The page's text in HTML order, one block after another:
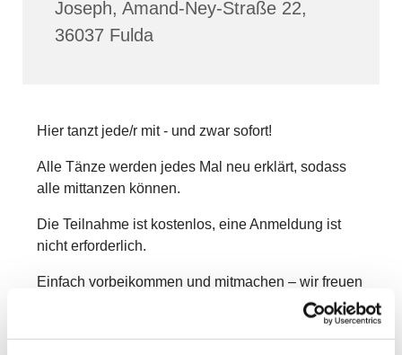
Joseph, Amand-Ney-Straße 22,
36037 Fulda
Hier tanzt jede/r mit - und zwar sofort!
Alle Tänze werden jedes Mal neu erklärt, sodass
alle mittanzen können.
Die Teilnahme ist kostenlos, eine Anmeldung ist
nicht erforderlich.
Einfach vorbeikommen und mitmachen – wir freuen